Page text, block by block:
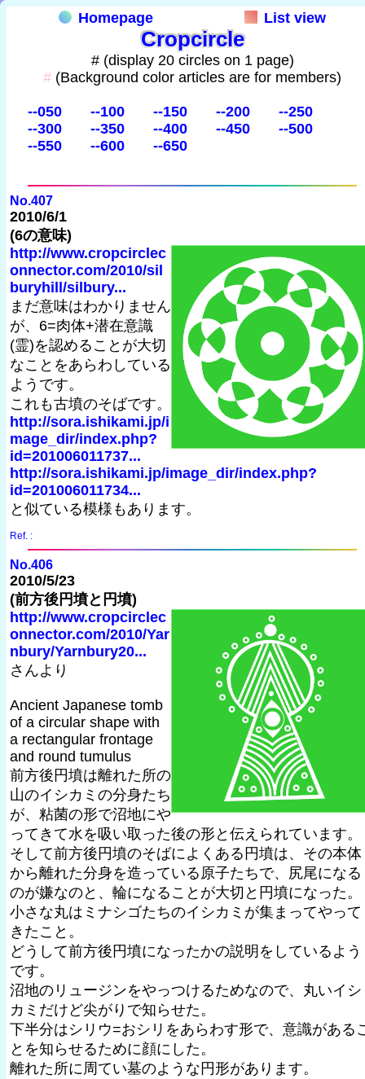
Homepage List view
Cropcircle
# (display 20 circles on 1 page)
# (Background color articles are for members)
--050 --100 --150 --200
--250
--300
--350 --400 --450
--500
--550
--600 --650
No.407
2010/6/1
(6の意味)
http://www.cropcirclec
onnector.com/2010/sil
buryhill/silbury...
まだ意味はわかりません
が、6=肉体+潜在意識
(霊)を認めることが大切
なことをあらわしている
ようです。
これも古墳のそばです。
http://sora.ishikami.jp/i
mage_dir/index.php?
id=201006011737...
http://sora.ishikami.jp/image_dir/index.php?
id=201006011734...
と似ている模様もあります。
Ref. :
No.406
2010/5/23
(前方後円墳と円墳)
http://www.cropcirclec
onnector.com/2010/Yar
nbury/Yarnbury20...
さんより
Ancient Japanese tomb
of a circular shape with
a rectangular frontage
and round tumulus
前方後円墳は離れた所の
山のイシカミの分身たち
が、粘菌の形で沼地にや
ってきて水を吸い取った後の形と伝えられています。
そして前方後円墳のそばによくある円墳は、その本体
から離れた分身を造っている原子たちで、尻尾になる
のが嫌なのと、輪になることが大切と円墳になった。
小さな丸はミナシゴたちのイシカミが集まってやって
きたこと。
どうして前方後円墳になったかの説明をしているよう
です。
沼地のリュージンをやっつけるためなので、丸いイシ
カミだけど尖がりで知らせた。
下半分はシリウ=おシリをあらわす形で、意識がある
とを知らせるために顔にした。
離れた所に周てい墓のような円形があります。